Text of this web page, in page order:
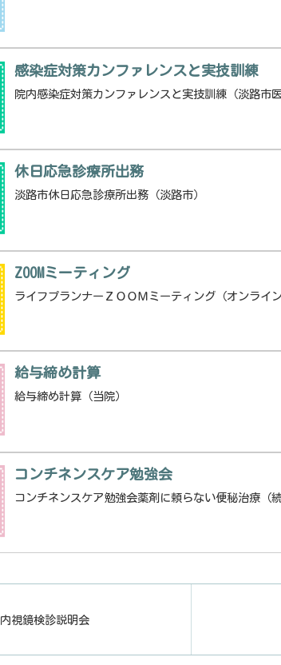
感染症対策カンファレンスと実技訓練
院内感染症対策カンファレンスと実技訓練（淡路市医
休日応急診療所出務
淡路市休日応急診療所出務（淡路市）
ZOOMミーティング
ライフプランナーＺＯＯＭミーティング（オンライン
給与締め計算
給与締め計算（当院）
コンチネンスケア勉強会
コンチネンスケア勉強会薬剤に頼らない便秘治療（
内視鏡検診説明会